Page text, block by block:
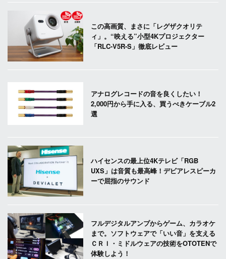
この高画質、まさに「レグザクオリテ
ィ」。“映える”小型4Kプロジェクター
「RLC-V5R-S」徹底レビュー
アナログレコードの音を良くしたい！
2,000円から手に入る、買うべきケーブル2
選
ハイセンスの最上位4Kテレビ「RGB
UXS」は音質も最高峰！デビアレスピーカ
ーで屈指のサウンド
フルデジタルアンプからゲーム、カラオケ
まで。ソフトウェアで「いい音」を支える
ＣＲＩ・ミドルウェアの技術をOTOTENで
体験しよう！